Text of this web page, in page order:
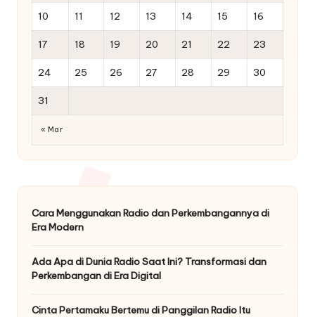
10 11 12 13 14 15 16
17 18 19 20 21 22 23
24 25 26 27 28 29 30
31
« Mar
Cara Menggunakan Radio dan Perkembangannya di
Era Modern
Ada Apa di Dunia Radio Saat Ini? Transformasi dan
Perkembangan di Era Digital
Cinta Pertamaku Bertemu di Panggilan Radio Itu